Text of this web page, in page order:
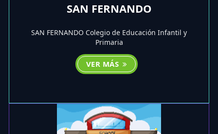
SAN FERNANDO
SAN FERNANDO Colegio de Educación Infantil y
Primaria
VER MÁS